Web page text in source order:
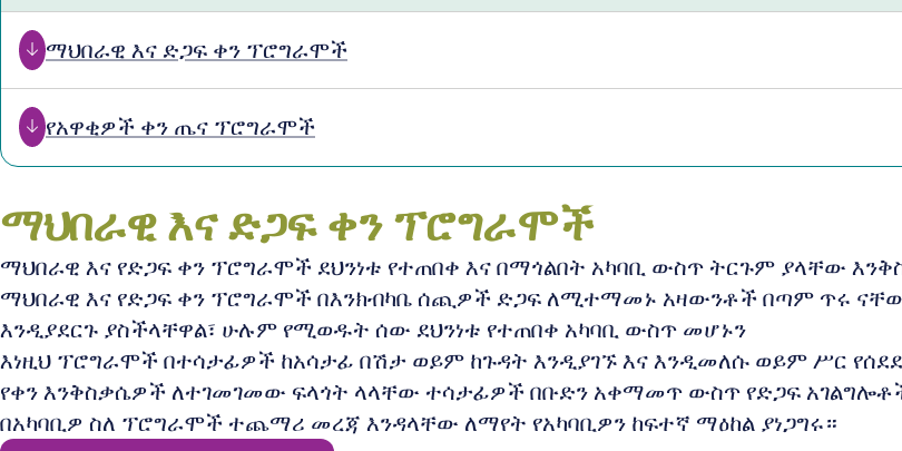
ማህበራዊ እና ድጋፍ ቀን ፕሮግራሞች
የአዋቂዎች ቀን ጤና ፕሮግራሞች
ማህበራዊ እና ድጋፍ ቀን ፕሮግራሞች
ማህበራዊ እና የድጋፍ ቀን ፕሮግራሞች ደህንነቱ የተጠበቀ እና በማጎልበት አካባቢ ውስጥ ትርጉም ያላቸው
ማህበራዊ እና የድጋፍ ቀን ፕሮግራሞች በእንክብካቤ ሰጪዎች ድጋፍ ለሚተማመኑ አዛውንቶች በጣም ጥሩ
እንዲያደርጉ ያስችላቸዋል፣ ሁሉም የሚወዱት ሰው ደህንነቱ የተጠበቀ አካባቢ ውስጥ መሆኑን
እነዚህ ፕሮግራሞች በተሳታፊዎች ከአሳታፊ በሽታ ወይም ከጉዳት እንዲያገኙ እና እንዲመለሱ ወይም ሥር
የቀን እንቅስቃሴዎች ለተገመገመው ፍላጎት ላላቸው ተሳታፊዎች በቡድን አቀማመጥ ውስጥ የድጋፍ
በአካባቢዎ ስለ ፕሮግራሞች ተጨማሪ መረጃ እንዳላቸው ለማየት የአካባቢዎን ከፍተኛ ማዕከል ያነጋግሩ።